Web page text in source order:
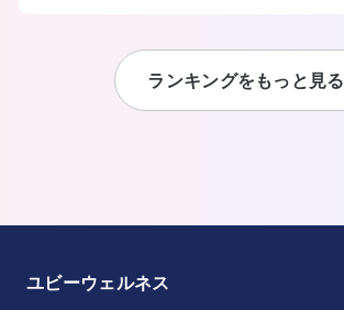
ランキングをもっと見る
ユビーウェルネス